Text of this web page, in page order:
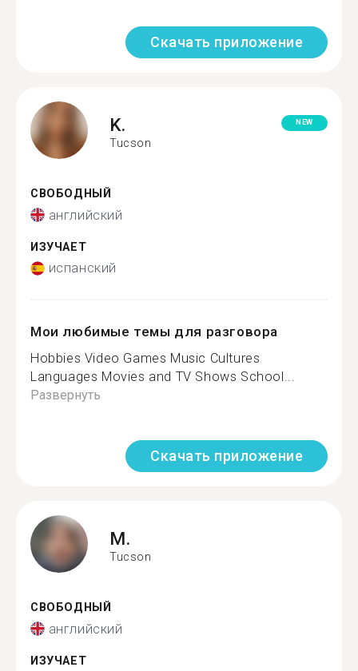
Скачать приложение
K.
Tucson
NEW
СВОБОДНЫЙ
английский
ИЗУЧАЕТ
испанский
Мои любимые темы для разговора
Hobbies Video Games Music Cultures
Languages Movies and TV Shows School...
Развернуть
Скачать приложение
M.
Tucson
СВОБОДНЫЙ
английский
ИЗУЧАЕТ